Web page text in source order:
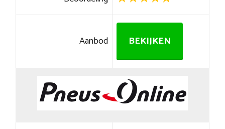
Aanbod BEKIJKEN